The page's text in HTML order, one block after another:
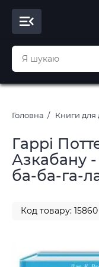
Головна Книги для
Гаррі
Азкабану
ба-ба-га-
Код товару: 15860